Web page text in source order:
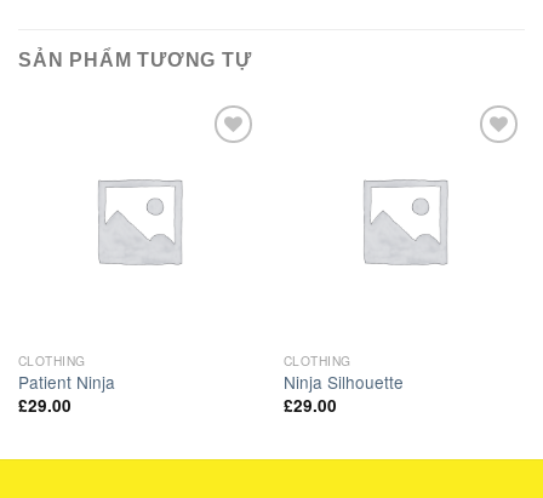
SẢN PHẨM TƯƠNG TỰ
CLOTHING
Patient Ninja
£29.00
CLOTHING
Ninja Silhouette
£29.00